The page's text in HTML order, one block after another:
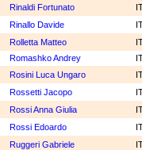
Rinaldi Fortunato
Rinallo Davide
Rolletta Matteo
Romashko Andrey
Rosini Luca Ungaro
Rossetti Jacopo
Rossi Anna Giulia
Rossi Edoardo
Ruggeri Gabriele